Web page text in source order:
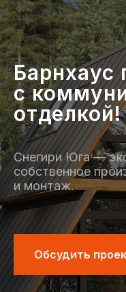
Барнхаус
с
отделкой!
Снегири Юга —
собственное
и монтаж.
Обсудить